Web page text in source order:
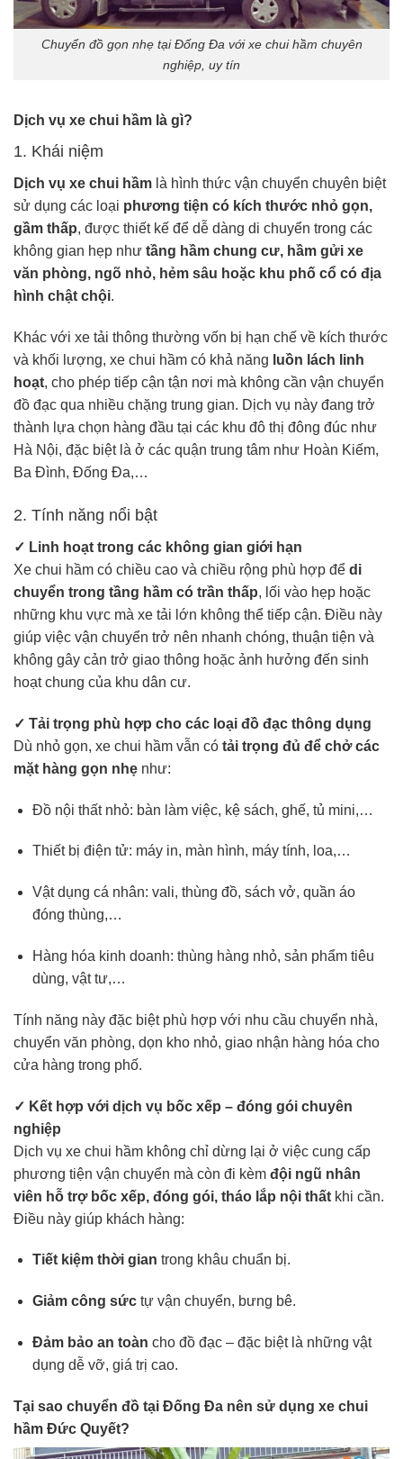
Chuyển đồ gọn nhẹ tại Đống Đa với xe chui hầm chuyên
nghiệp, uy tín
Dịch vụ xe chui hầm là gì?
1. Khái niệm
Dịch vụ xe chui hầm là hình thức vận chuyển chuyên biệt
sử dụng các loại phương tiện có kích thước nhỏ gọn,
gầm thấp, được thiết kế để dễ dàng di chuyển trong các
không gian hẹp như tầng hầm chung cư, hầm gửi xe
văn phòng, ngõ nhỏ, hẻm sâu hoặc khu phố cổ có địa
hình chật chội.
Khác với xe tải thông thường vốn bị hạn chế về kích thước
và khối lượng, xe chui hầm có khả năng luồn lách linh
hoạt, cho phép tiếp cận tận nơi mà không cần vận chuyển
đồ đạc qua nhiều chặng trung gian. Dịch vụ này đang trở
thành lựa chọn hàng đầu tại các khu đô thị đông đúc như
Hà Nội, đặc biệt là ở các quận trung tâm như Hoàn Kiếm,
Ba Đình, Đống Đa,…
2. Tính năng nổi bật
✓ Linh hoạt trong các không gian giới hạn
Xe chui hầm có chiều cao và chiều rộng phù hợp để di
chuyển trong tầng hầm có trần thấp, lối vào hẹp hoặc
những khu vực mà xe tải lớn không thể tiếp cận. Điều này
giúp việc vận chuyển trở nên nhanh chóng, thuận tiện và
không gây cản trở giao thông hoặc ảnh hưởng đến sinh
hoạt chung của khu dân cư.
✓ Tải trọng phù hợp cho các loại đồ đạc thông dụng
Dù nhỏ gọn, xe chui hầm vẫn có tải trọng đủ để chở các
mặt hàng gọn nhẹ như:
Đồ nội thất nhỏ: bàn làm việc, kệ sách, ghế, tủ mini,…
Thiết bị điện tử: máy in, màn hình, máy tính, loa,…
Vật dụng cá nhân: vali, thùng đồ, sách vở, quần áo
đóng thùng,…
Hàng hóa kinh doanh: thùng hàng nhỏ, sản phẩm tiêu
dùng, vật tư,…
Tính năng này đặc biệt phù hợp với nhu cầu chuyển nhà,
chuyển văn phòng, dọn kho nhỏ, giao nhận hàng hóa cho
cửa hàng trong phố.
✓ Kết hợp với dịch vụ bốc xếp – đóng gói chuyên
nghiệp
Dịch vụ xe chui hầm không chỉ dừng lại ở việc cung cấp
phương tiện vận chuyển mà còn đi kèm đội ngũ nhân
viên hỗ trợ bốc xếp, đóng gói, tháo lắp nội thất khi cần.
Điều này giúp khách hàng:
Tiết kiệm thời gian trong khâu chuẩn bị.
Giảm công sứctự vận chuyển, bưng bê.
Đảm bảo an toàn cho đồ đạc – đặc biệt là những vật
dụng dễ vỡ, giá trị cao.
Tại sao chuyển đồ tại Đống Đa nên sử dụng xe chui
hầm Đức Quyết?